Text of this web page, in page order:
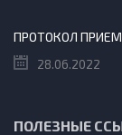
ПРОТОКОЛ
28.06.2022
ПОЛЕЗНЫЕ